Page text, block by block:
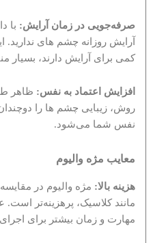
صرفه‌جویی در زمان آرایش: با
آرایش روزانه چشم های ندارید.
کمی برای آرایش دارند،
افزایش اعتماد به نفس: ظاهر
روش، زیبایی چشم ها را
نفس شما می‌شود.
معایب مژه والیوم
هزینه بالا: مژه والیوم در
مانند کلاسیک، پرهزینه‌تر است.
مهارت و زمان بیشتر برای